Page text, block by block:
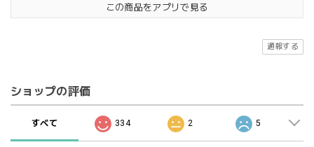
この商品をアプリで見る
通報する
ショップの評価
すべて 334 2 5